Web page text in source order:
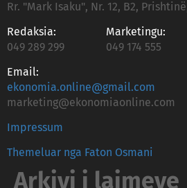
Rr. "Mark Isaku", Nr. 12, B2,
Redaksia:
049 289 299
Marketingu:
049 174 555
Email:
ekonomia.online@gmail.com
marketing@ekonomiaonline.com
Impressum
Themeluar nga Faton Osmani
Arkivi i lajmeve